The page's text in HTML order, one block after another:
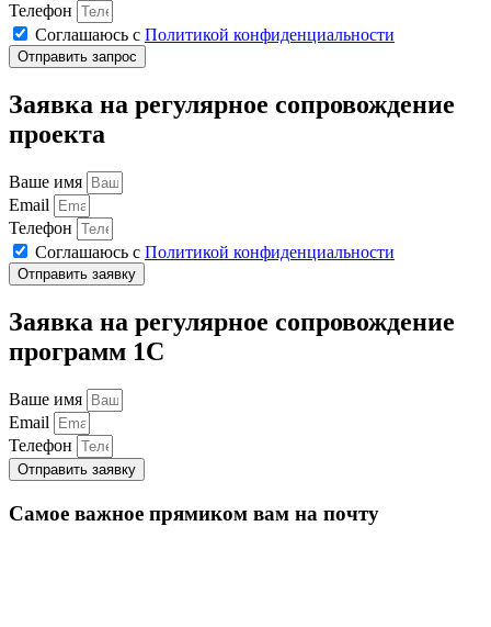
Телефон
Соглашаюсь с Политикой конфиденциальности
Отправить запрос
Заявка на регулярное сопровождение
проекта
Ваше имя
Email
Телефон
Соглашаюсь с Политикой конфиденциальности
Отправить заявку
Заявка на регулярное сопровождение
программ 1С
Ваше имя
Email
Телефон
Отправить заявку
Самое важное прямиком вам на почту